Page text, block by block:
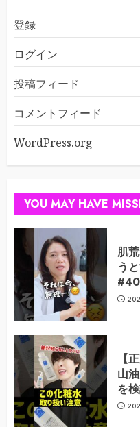
登録
ログイン
投稿フィード
コメントフィード
WordPress.org
YOU MAY HAVE
肌
う
【
山
を